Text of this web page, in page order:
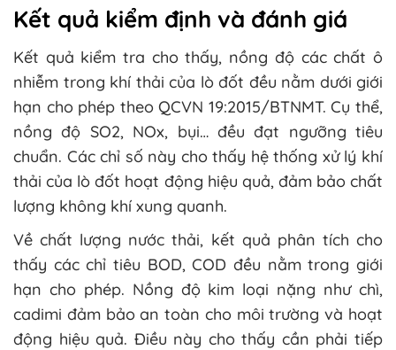
Kết quả kiểm định và đánh giá
Kết quả kiểm tra cho thấy, nồng độ các chất ô
nhiễm trong khí thải của lò đốt đều nằm dưới giới
hạn cho phép theo QCVN 19:2015/BTNMT. Cụ thể,
nồng độ SO2, NOx, bụi… đều đạt ngưỡng tiêu
chuẩn. Các chỉ số này cho thấy hệ thống xử lý khí
thải của lò đốt hoạt động hiệu quả, đảm bảo chất
lượng không khí xung quanh.
Về chất lượng nước thải, kết quả phân tích cho
thấy các chỉ tiêu BOD, COD đều nằm trong giới
hạn cho phép. Nồng độ kim loại nặng như chì,
cadimi đảm bảo an toàn cho môi trường và hoạt
động hiệu quả. Điều này cho thấy cần phải tiếp